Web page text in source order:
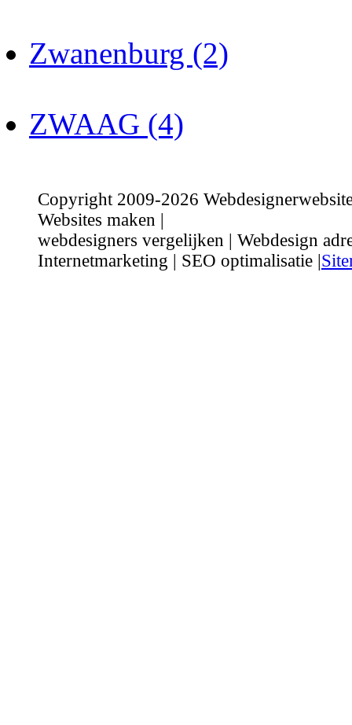
Zwanenburg (2)
ZWAAG (4)
Copyright 2009-2026
Websites maken |
webdesigners vergelijken | Webdesign
Internetmarketing | SEO optimalisatie |